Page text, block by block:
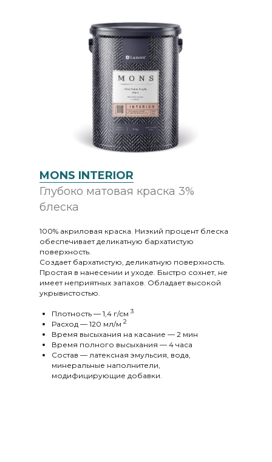
MONS INTERIOR
Глубоко матовая краска 3%
блеска
100% акриловая краска. Низкий процент блеска
обеспечивает деликатную бархатистую
поверхность.
Создает бархатистую, деликатную поверхность.
Простая в нанесении и уходе. Быстро сохнет, не
имеет неприятных запахов. Обладает высокой
укрывистостью.
Плотность — 1,4 г/cм 3
Расход — 120 мл/м 2
Время высыхания на касание — 2 мин
Время полного высыхания — 4 часа
Состав — латексная эмульсия, вода,
минеральные наполнители,
модифицирующие добавки.